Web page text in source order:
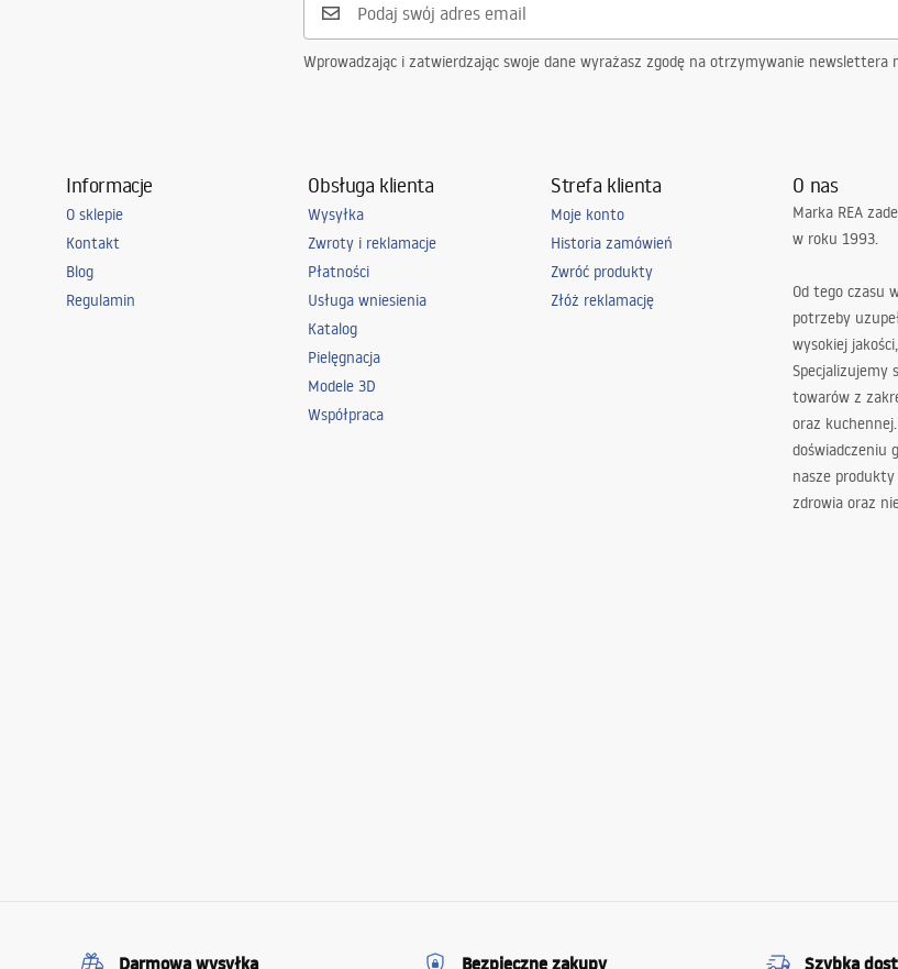
zintegrowane źródło LED
zintegrowane źródło LED
Klasa energetyczna
F
Klasa szczelności
Pomieszczenie
biuro, jadalnia, korytarz/schody, kuchnia,
salon, sypialnia, uniwersalne
Moc
Wprowadzając i zatwierdzając swoje dane wyrażasz zgodę na otrzymywanie newslettera
Informacje
O sklepie
Kontakt
Blog
Regulamin
Obsługa klienta
Wysyłka
Zwroty i reklamacje
Płatności
Usługa wniesienia
Katalog
Pielęgnacja
Modele 3D
Współpraca
Strefa klienta
Moje konto
Historia zamówień
Zwróć produkty
Złóż reklamację
O nas
Marka REA
w roku 1993.
Od tego czasu
potrzeby
wysokiej
Specjalizujemy
towarów z
oraz
doświadczeniu
nasze
zdrowia oraz
Darmowa wysyłka Bezpieczne zakupy Szybka